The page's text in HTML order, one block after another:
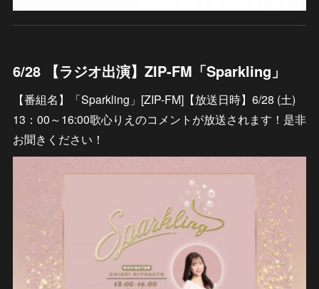
6/28 【ラジオ出演】ZIP-FM「Sparkling」
【番組名】「Sparkling」[ZIP-FM]【放送日時】6/28 (土)
13：00～16:00歌心りえのコメントが放送されます！是非
お聞きください！